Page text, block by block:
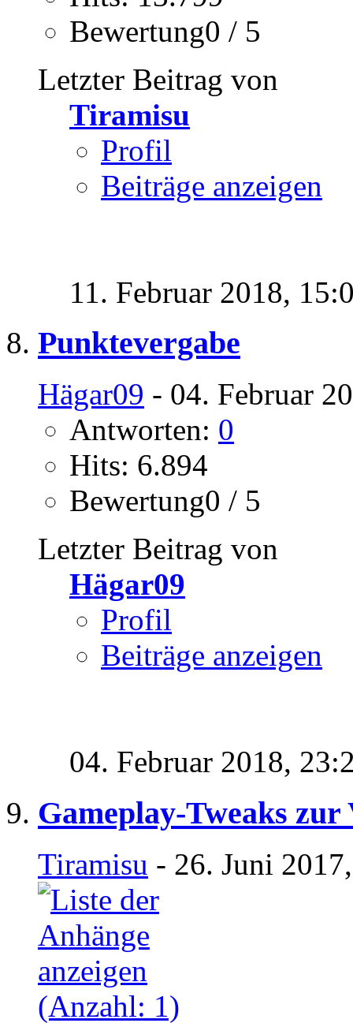
Bewertung0 / 5
Letzter Beitrag von
Tiramisu
Profil
Beiträge anzeigen
11. Februar 2018,
Punktevergabe
Hägar09 - 04. Februar
Antworten: 0
Hits: 6.894
Bewertung0 / 5
Letzter Beitrag von
Hägar09
Profil
Beiträge anzeigen
04. Februar 2018,
Gameplay-Tweaks
Tiramisu - 26. Juni